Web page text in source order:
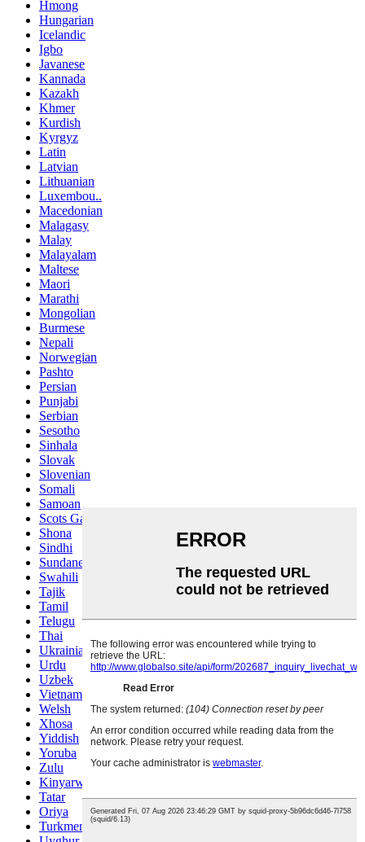
Hmong
Hungarian
Icelandic
Igbo
Javanese
Kannada
Kazakh
Khmer
Kurdish
Kyrgyz
Latin
Latvian
Lithuanian
Luxembou..
Macedonian
Malagasy
Malay
Malayalam
Maltese
Maori
Marathi
Mongolian
Burmese
Nepali
Norwegian
Pashto
Persian
Punjabi
Serbian
Sesotho
Sinhala
Slovak
Slovenian
Somali
Samoan
Scots Gaelic
Shona
Sindhi
Sundanese
Swahili
Tajik
Tamil
Telugu
Thai
Ukrainian
Urdu
Uzbek
Vietnamese
Welsh
Xhosa
Yiddish
Yoruba
Zulu
Kinyarwanda
Tatar
Oriya
Turkmen